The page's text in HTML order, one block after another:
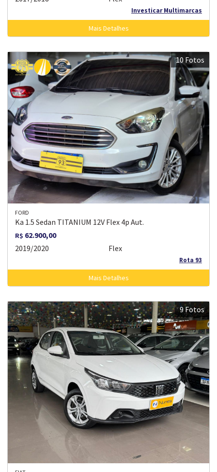
Investicar Multimarcas
Mais Detalhes
10 Fotos
FORD
Ka 1.5 Sedan TITANIUM 12V Flex 4p Aut.
R$ 62.900,00
2019/2020
Flex
Rota 93
Mais Detalhes
9 Fotos